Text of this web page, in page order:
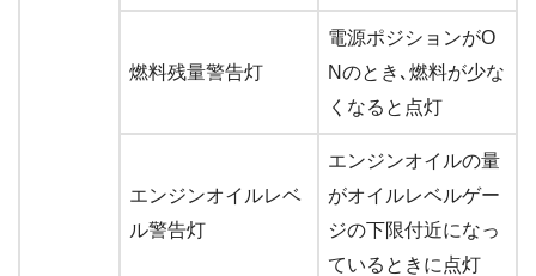
燃料残量警告灯
電源ポジションがO
Nのとき､燃料が少な
くなると点灯
エンジンオイルレベ
ル警告灯
エンジンオイルの量
がオイルレベルゲー
ジの下限付近になっ
ているときに点灯